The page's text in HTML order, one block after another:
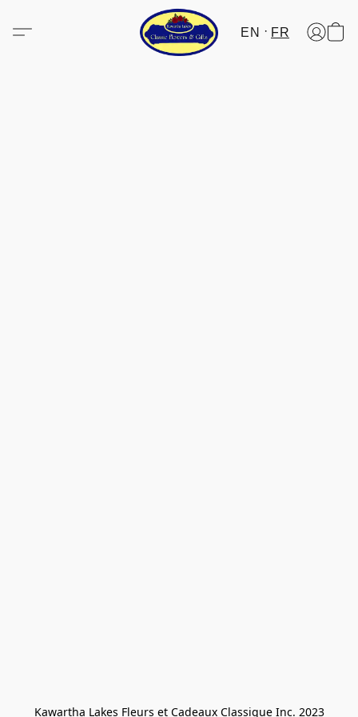
EN FR
Kawartha Lakes Fleurs et Cadeaux Classique Inc. 2023